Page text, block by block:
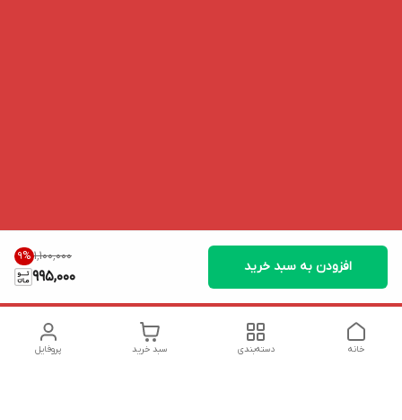
۱٬۱۰۰٬۰۰۰ 9%
995,000
افزودن به سبد خرید
پروفایل سبد خرید دسته‌بندی خانه